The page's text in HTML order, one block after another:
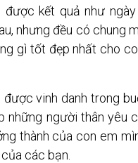
kết quả như
nhưng đều có chung
gì tốt đẹp nhất cho
được vinh danh trong
những người thân yêu
thành của con em
các bạn.